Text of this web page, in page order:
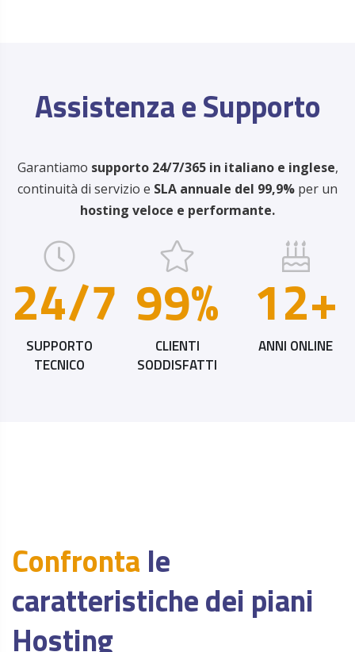
Assistenza e Supporto
Garantiamo supporto 24/7/365 in italiano e inglese,
continuità di servizio e SLA annuale del 99,9% per un
hosting veloce e performante.
24/7
SUPPORTO
TECNICO
99%
CLIENTI
SODDISFATTI
12+
ANNI ONLINE
Confronta le
caratteristiche dei piani
Hosting